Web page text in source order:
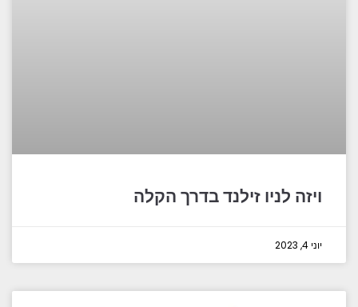
ויזה לניו זילנד בדרך הקלה
יוני 4, 2023